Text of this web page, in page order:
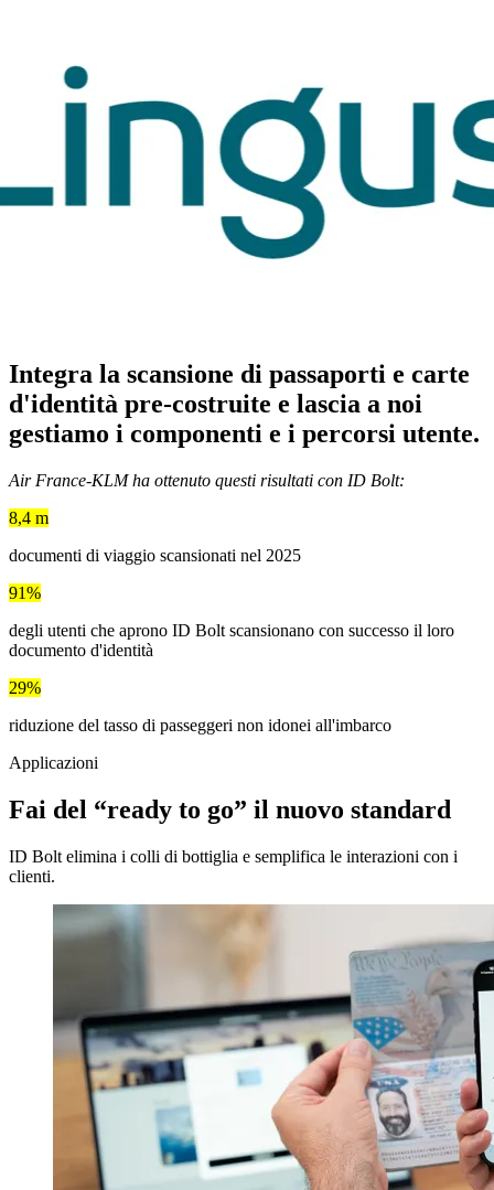
Integra la scansione di passaporti e carte
d'identità pre-costruite e lascia a noi
gestiamo i componenti e i percorsi utente.
Air France-KLM ha ottenuto questi risultati con ID Bolt:
8,4 m
documenti di viaggio scansionati nel 2025
91%
degli utenti che aprono ID Bolt scansionano con successo il loro
documento d'identità
29%
riduzione del tasso di passeggeri non idonei all'imbarco
Applicazioni
Fai del “ready to go” il nuovo standard
ID Bolt elimina i colli di bottiglia e semplifica le interazioni con i
clienti.